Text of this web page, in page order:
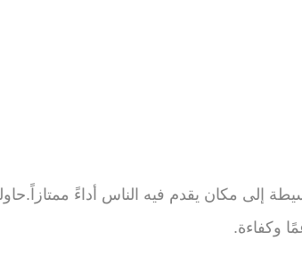
إلى مكان يقدم فيه الناس أداءً
وكفاءة.